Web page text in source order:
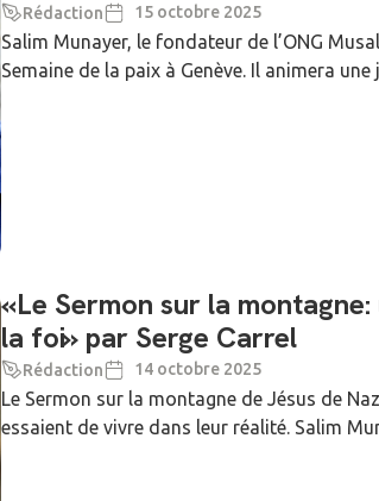
Rédaction 15 octobre 2025
Salim Munayer, le fondateur de l’ONG
Semaine de la paix à Genève. Il animera
«Le Sermon sur la
la foi» par Serge Carrel
Rédaction 14 octobre 2025
Le Sermon sur la montagne de Jésus de
essaient de vivre dans leur réalité. Salim